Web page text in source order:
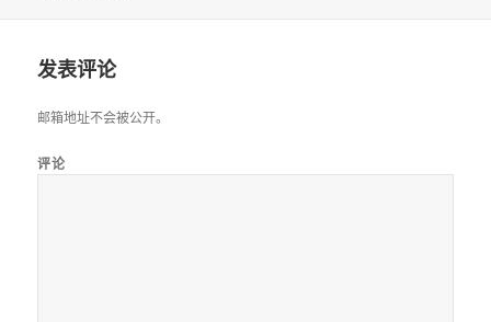
发表评论
邮箱地址不会被公开。
评论